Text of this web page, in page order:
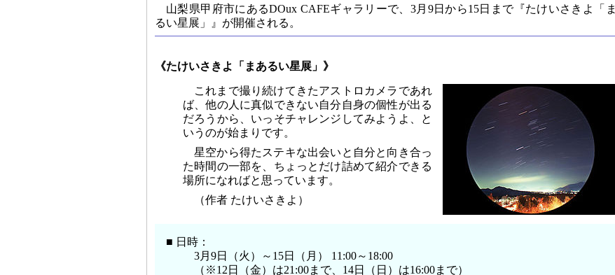
山梨県甲府市にあるDOux CAFEギャラリーで、3月9日から15日まで『たけいさきよ「
るい星展」』が開催される。
《たけいさきよ「まあるい星展」》
これまで撮り続けてきたアストロカメラであれ
ば、他の人に真似できない自分自身の個性が出る
だろうから、いっそチャレンジしてみようよ、と
いうのが始まりです。
星空から得たステキな出会いと自分と向き合っ
た時間の一部を、ちょっとだけ詰めて紹介できる
場所になればと思っています。
（作者 たけいさきよ）
■ 日時：
3月9日（火）～15日（月） 11:00～18:00
（※12日（金）は21:00まで、14日（日）は16:00まで）